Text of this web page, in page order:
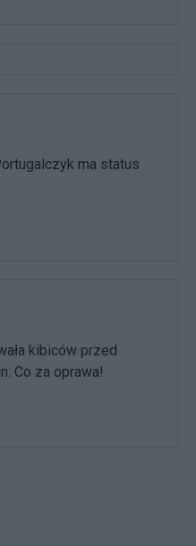
ma status
kibiców przed
Co za oprawa!